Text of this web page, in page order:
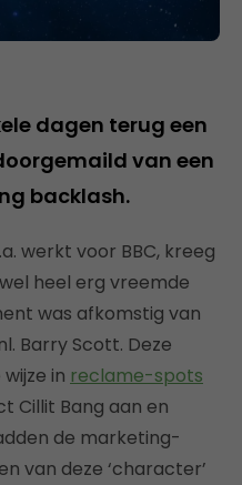
dagen terug een
van een
backlash.
werkt voor BBC, kreeg
heel erg vreemde
was afkomstig van
Barry Scott. Deze
in reclame-spots
Cillit Bang aan en
de marketing-
van deze ‘character’